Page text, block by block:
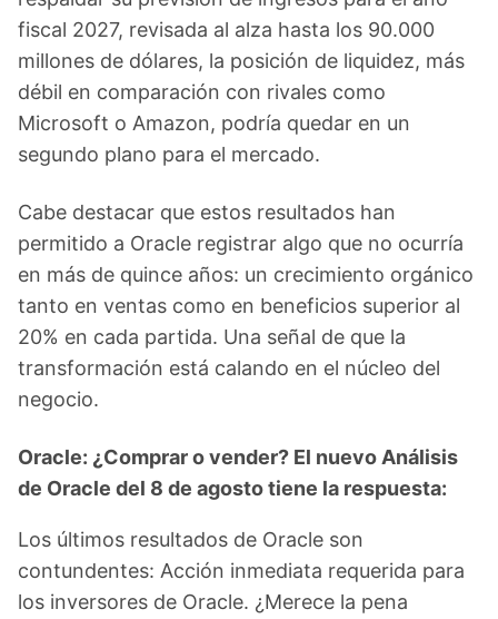
fiscal 2027, revisada al alza hasta los 90.000
millones de dólares, la posición de liquidez, más
débil en comparación con rivales como
Microsoft o Amazon, podría quedar en un
segundo plano para el mercado.
Cabe destacar que estos resultados han
permitido a Oracle registrar algo que no ocurría
en más de quince años: un crecimiento orgánico
tanto en ventas como en beneficios superior al
20% en cada partida. Una señal de que la
transformación está calando en el núcleo del
negocio.
Oracle: ¿Comprar o vender? El nuevo Análisis
de Oracle del 8 de agosto tiene la respuesta:
Los últimos resultados de Oracle son
contundentes: Acción inmediata requerida para
los inversores de Oracle. ¿Merece la pena